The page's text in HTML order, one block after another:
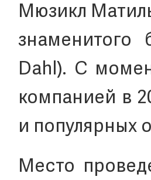
Мюзикл
знаменитого
Dahl). С
компанией в
и популярных
Место